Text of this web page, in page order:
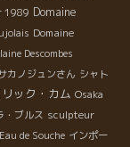
1989 Domaine
Domaine
Descombes
カノジュンさん シャト
ック・カム Osaka
・ブルス sculpteur
de Souche インポー